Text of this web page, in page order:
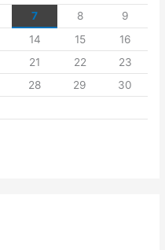
7 8
9
14 15
16
21 22
23
28 29
30